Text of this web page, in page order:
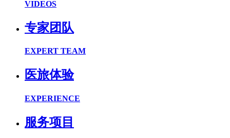
VIDEOS
专家团队
EXPERT TEAM
医旅体验
EXPERIENCE
服务项目